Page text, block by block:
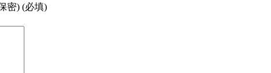
密) (必填)